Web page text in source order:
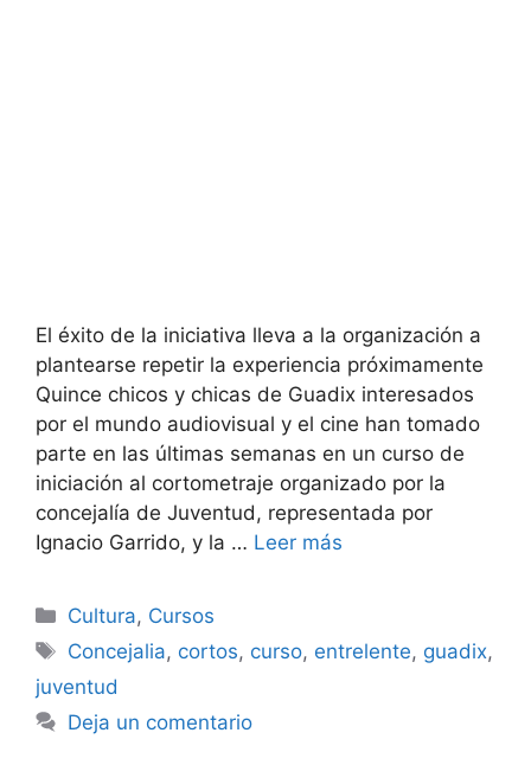
El éxito de la iniciativa lleva a la organización a
plantearse repetir la experiencia próximamente
Quince chicos y chicas de Guadix interesados
por el mundo audiovisual y el cine han tomado
parte en las últimas semanas en un curso de
iniciación al cortometraje organizado por la
concejalía de Juventud, representada por
Ignacio Garrido, y la … Leer más
Categorías
Cultura, Cursos
Etiquetas
Concejalia, cortos, curso, entrelente, guadix,
juventud
Deja un comentario